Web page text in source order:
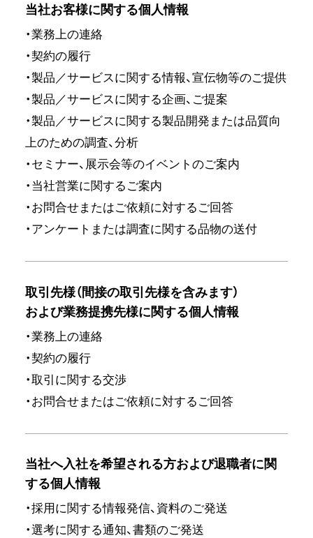
当社お客様に関する個人情報
・業務上の連絡
・契約の履行
・製品／サービスに関する情報、宣伝物等のご提供
・製品／サービスに関する企画、ご提案
・製品／サービスに関する製品開発または品質向
上のための調査、分析
・セミナー、展示会等のイベントのご案内
・当社営業に関するご案内
・お問合せまたはご依頼に対するご回答
・アンケートまたは調査に関する品物の送付
取引先様（間接の取引先様を含みます）
および業務提携先様に関する個人情報
・業務上の連絡
・契約の履行
・取引に関する交渉
・お問合せまたはご依頼に対するご回答
当社へ入社を希望される方および退職者に関
する個人情報
・採用に関する情報発信、資料のご発送
・選考に関する通知、書類のご発送